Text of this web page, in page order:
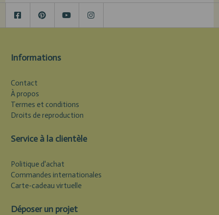
Informations
Contact
À propos
Termes et conditions
Droits de reproduction
Service à la clientèle
Politique d'achat
Commandes internationales
Carte-cadeau virtuelle
Déposer un projet